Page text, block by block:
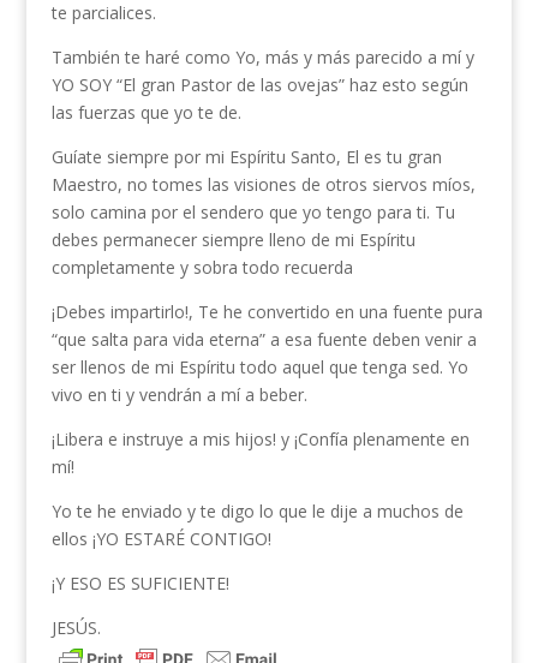
te parcialices.
También te haré como Yo, más y más parecido a mí y
YO SOY “El gran Pastor de las ovejas” haz esto según
las fuerzas que yo te de.
Guíate siempre por mi Espíritu Santo, El es tu gran
Maestro, no tomes las visiones de otros siervos míos,
solo camina por el sendero que yo tengo para ti. Tu
debes permanecer siempre lleno de mi Espíritu
completamente y sobra todo recuerda
¡Debes impartirlo!, Te he convertido en una fuente pura
“que salta para vida eterna” a esa fuente deben venir a
ser llenos de mi Espíritu todo aquel que tenga sed. Yo
vivo en ti y vendrán a mí a beber.
¡Libera e instruye a mis hijos! y ¡Confía plenamente en
mí!
Yo te he enviado y te digo lo que le dije a muchos de
ellos ¡YO ESTARÉ CONTIGO!
¡Y ESO ES SUFICIENTE!
JESÚS.